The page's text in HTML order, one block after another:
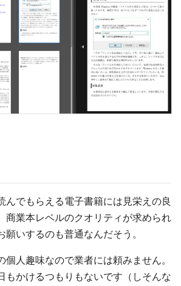
んでもらえる電子書籍には見栄えの良
商業本レベルのクオリティが求められ
願いするのも普通なんだそう。
個人趣味なので業者には頼みません。
もかけるつもりもないです（しそんな